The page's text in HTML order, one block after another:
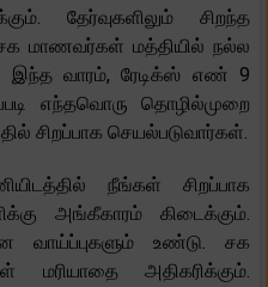
தேர்வுகளிலும் சிறந்த
சக மாணவர்கள் மத்தியில் நல்ல
இந்த வாரம், ரேடிக்ஸ் எண் 9
எந்தவொரு தொழில்முறை
சிறப்பாக செயல்படுவார்கள்.
நீங்கள் சிறப்பாக
அங்கீகாரம் கிடைக்கும்.
வாய்ப்புகளும் உண்டு. சக
மரியாதை அதிகரிக்கும்.